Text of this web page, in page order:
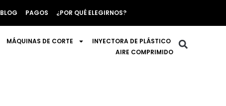
BLOG PAGOS ¿POR QUÉ ELEGIRNOS?
MÁQUINAS DE CORTE
INYECTORA DE PLÁSTICO
AIRE COMPRIMIDO